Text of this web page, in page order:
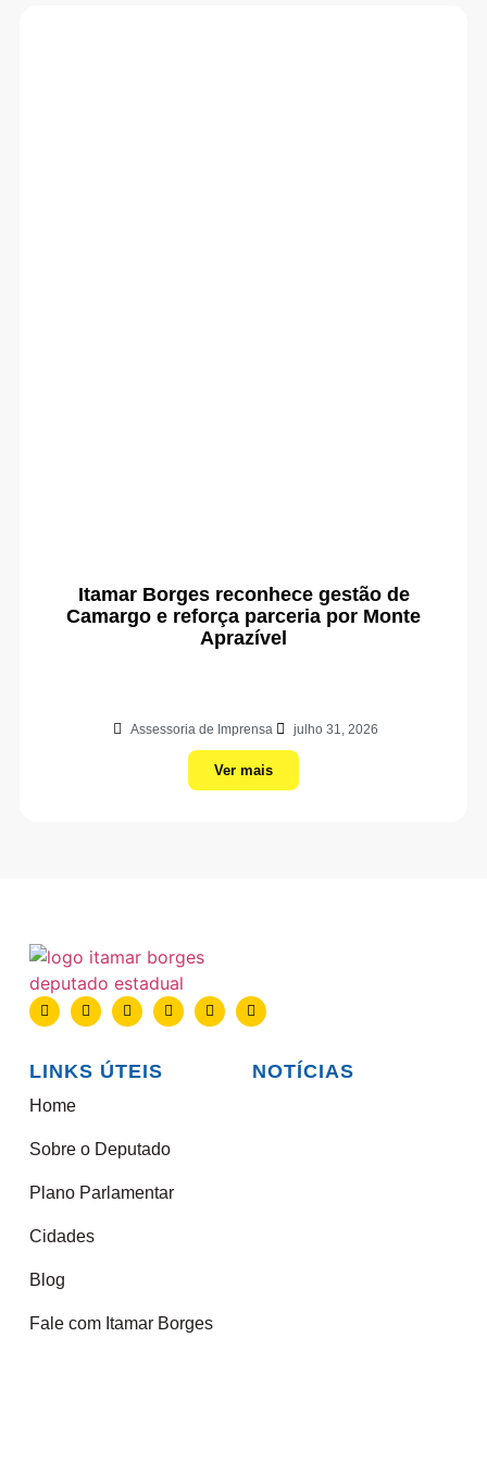
Itamar Borges reconhece gestão de
Camargo e reforça parceria por Monte
Aprazível
Assessoria de Imprensa julho 31, 2026
Ver mais
LINKS ÚTEIS
Home
Sobre o Deputado
Plano Parlamentar
Cidades
Blog
Fale com Itamar Borges
NOTÍCIAS